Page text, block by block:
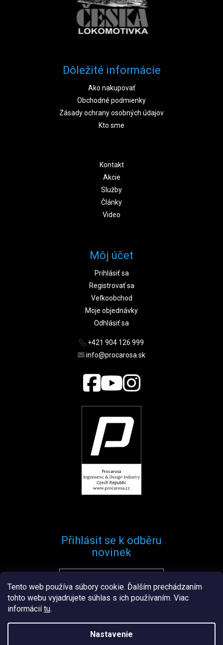
Tento web používa súbory cookie. Ďalším prechádzaním
tohto webu vyjadrujete súhlas s ich používaním. Viac
informáciítu.
Nastavenie
Dôležité informácie
Ako nakupovať
Obchodné podmienky
Zásady ochrany osobných údajov
Kto sme
Kontakt
Akcie
Služby
Články
Video
Môj účet
Prihlásiť sa
Registrovať sa
Veľkoobchod
Moje objednávky
Odhlásiť sa
+421 904 126 999
info@procarosa.sk
Přihlásit se k odběru
novinek
Přihlásit se
VytvořilŠtefan Mazáň